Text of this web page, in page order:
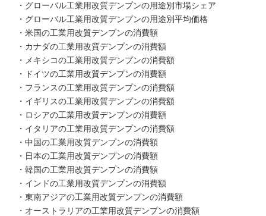
・グローバル工業用改質デンプンの用途別市場シェア
・グローバル工業用改質デンプンの用途別平均価格
・米国の工業用改質デンプンの消費額
・カナダの工業用改質デンプンの消費額
・メキシコの工業用改質デンプンの消費額
・ドイツの工業用改質デンプンの消費額
・フランスの工業用改質デンプンの消費額
・イギリスの工業用改質デンプンの消費額
・ロシアの工業用改質デンプンの消費額
・イタリアの工業用改質デンプンの消費額
・中国の工業用改質デンプンの消費額
・日本の工業用改質デンプンの消費額
・韓国の工業用改質デンプンの消費額
・インドの工業用改質デンプンの消費額
・東南アジアの工業用改質デンプンの消費額
・オーストラリアの工業用改質デンプンの消費額